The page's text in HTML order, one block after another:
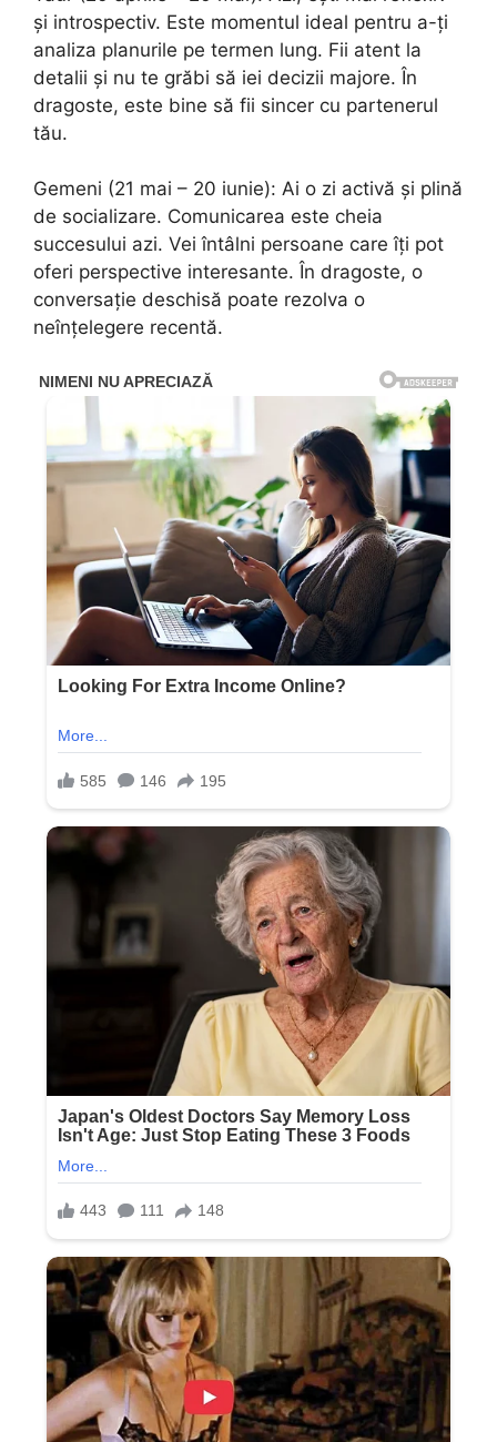
și introspectiv. Este momentul ideal pentru a-ți
analiza planurile pe termen lung. Fii atent la
detalii și nu te grăbi să iei decizii majore. În
dragoste, este bine să fii sincer cu partenerul
tău.
Gemeni (21 mai – 20 iunie): Ai o zi activă și plină
de socializare. Comunicarea este cheia
succesului azi. Vei întâlni persoane care îți pot
oferi perspective interesante. În dragoste, o
conversație deschisă poate rezolva o
neînțelegere recentă.